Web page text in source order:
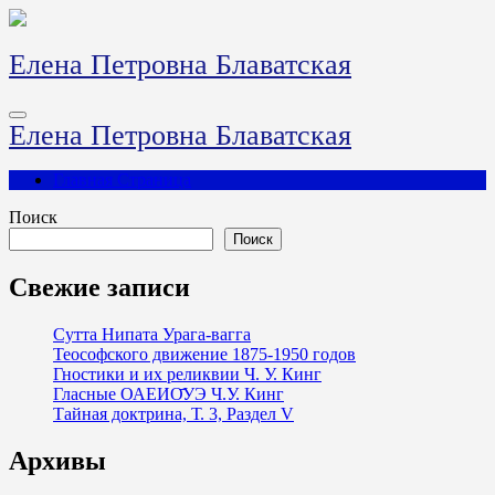
Перейти
содержимому
Елена Петровна Блаватская
Елена Петровна Блаватская
Главная Страница
Поиск
Поиск
Свежие записи
Сутта Нипата Урага-вагга
Теософского движение 1875-1950 годов
Гностики и их реликвии Ч. У. Кинг
Гласные ОАЕИО̄УЭ Ч.У. Кинг
Тайная доктрина, Т. 3, Раздел V
Архивы